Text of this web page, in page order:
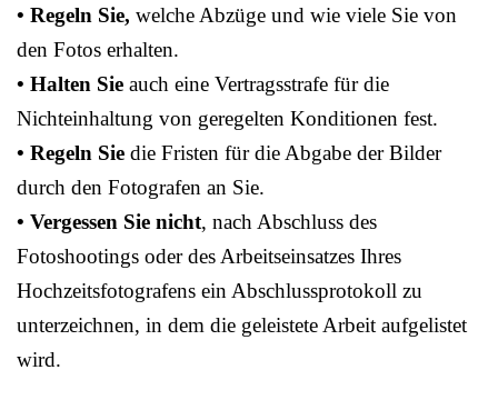
• Regeln Sie, welche Abzüge und wie viele Sie von
den Fotos erhalten.
• Halten Sie auch eine Vertragsstrafe für die
Nichteinhaltung von geregelten Konditionen fest.
• Regeln Sie die Fristen für die Abgabe der Bilder
durch den Fotografen an Sie.
• Vergessen Sie nicht, nach Abschluss des
Fotoshootings oder des Arbeitseinsatzes Ihres
Hochzeitsfotografens ein Abschlussprotokoll zu
unterzeichnen, in dem die geleistete Arbeit aufgelistet
wird.